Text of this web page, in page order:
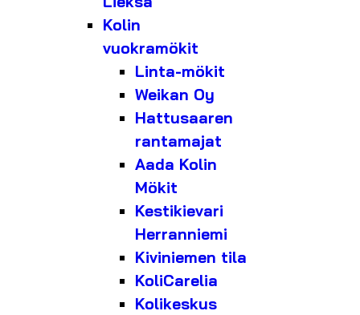
Kolin
vuokramökit
Linta-mökit
Weikan Oy
Hattusaaren
rantamajat
Aada Kolin
Mökit
Kestikievari
Herranniemi
Kiviniemen tila
KoliCarelia
Kolikeskus